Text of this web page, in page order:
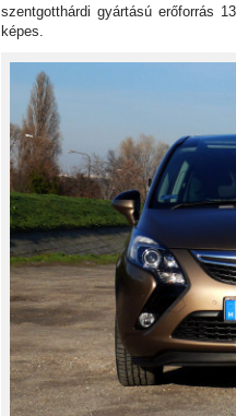
szentgotthárdi gyártású erőforrás
képes.